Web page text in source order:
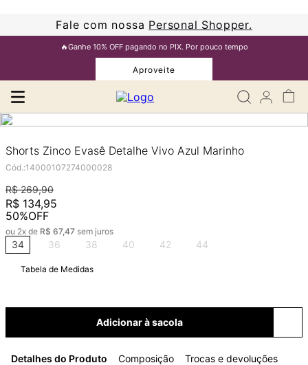
Fale com nossa Personal Shopper.
🔥Ganhe 10% OFF pagando no PIX. Por pouco tempo
Aproveite
Shorts Zinco Evasê Detalhe Vivo Azul Marinho
Cód.:14000107274000028
R$ 269,90
R$ 134,95
50%OFF
ou 2x de R$ 67,47 sem juros
34 36 38 40 42 44
Tabela de Medidas
Adicionar à sacola
Detalhes do Produto Composição Trocas e devoluções